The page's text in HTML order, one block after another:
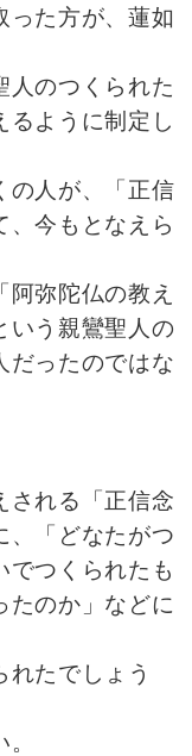
った方が、蓮如
人のつくられた
るように制定し
の人が、「正信
、今もとなえら
阿弥陀仏の教え
いう親鸞聖人の
だったのではな
される「正信念
、「どなたがつ
でつくられたも
たのか」などに
たでしょう